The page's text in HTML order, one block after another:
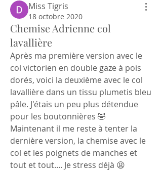
Miss Tigris
18 octobre 2020
Chemise Adrienne col
lavallière
Après ma première version avec le
col victorien en double gaze à pois
dorés, voici la deuxième avec le col
lavallière dans un tissu plumetis bleu
pâle. J'étais un peu plus détendue
pour les boutonnières 🤣
Maintenant il me reste à tenter la
dernière version, la chemise avec le
col et les poignets de manches et
tout et tout.... Je stress déjà 😫